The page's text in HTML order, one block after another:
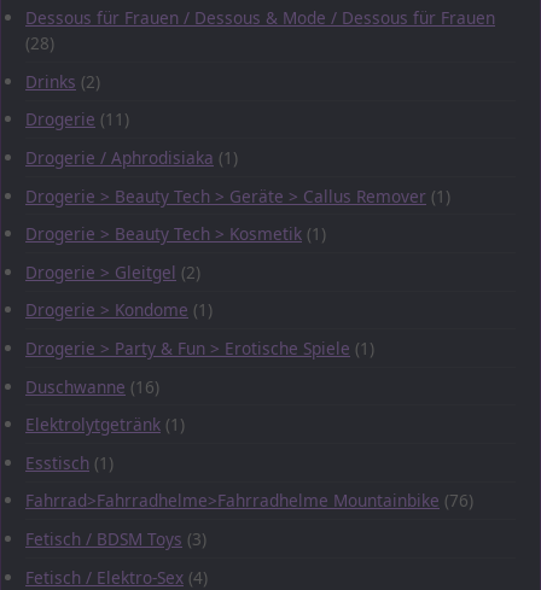
Dessous für Frauen / Dessous & Mode / Dessous für Frauen
(28)
Drinks (2)
Drogerie (11)
Drogerie / Aphrodisiaka (1)
Drogerie > Beauty Tech > Geräte > Callus Remover (1)
Drogerie > Beauty Tech > Kosmetik (1)
Drogerie > Gleitgel (2)
Drogerie > Kondome (1)
Drogerie > Party & Fun > Erotische Spiele (1)
Duschwanne (16)
Elektrolytgetränk (1)
Esstisch (1)
Fahrrad>Fahrradhelme>Fahrradhelme Mountainbike (76)
Fetisch / BDSM Toys (3)
Fetisch / Elektro-Sex (4)